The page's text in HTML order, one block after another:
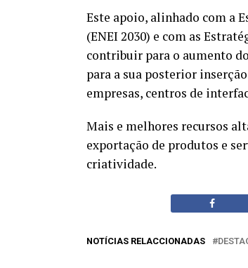
Este apoio, alinhado com a
(ENEI 2030) e com as
contribuir para o aumento
para a sua posterior
empresas, centros de
Mais e melhores recursos
exportação de produtos e
criatividade.
NOTÍCIAS RELACCIONADAS